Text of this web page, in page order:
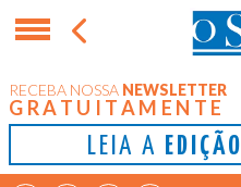
RECEBA NOSSA NEWSLETTER
GRATUITAMENTE
LEIA A EDIÇÃO